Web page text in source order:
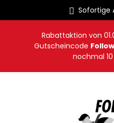
Sofortige
Rabattaktion von
Gutscheincode
nochmal